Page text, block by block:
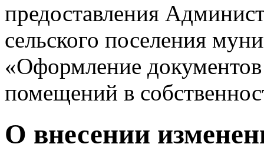
предоставления
сельского поселения
«Оформление
помещений в
О внесении